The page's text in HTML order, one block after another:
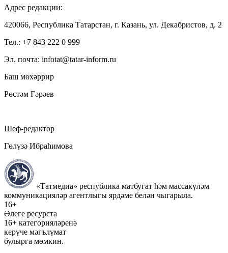
Адрес редакции:
420066, Республика Татарстан, г. Казань, ул. Декабристов, д. 2
Тел.: +7 843 222 0 999
Эл. почта: infotat@tatar-inform.ru
Баш мөхәррир
Рөстәм Гәрәев
Шеф-редактор
Гөлүзә Ибраһимова
«Татмедиа» республика матбугат һәм массакүләм
коммуникацияләр агентлыгы ярдәме белән чыгарыла.
16+
Әлеге ресурста
16+ категорияләренә
керүче мәгълүмат
булырга мөмкин.